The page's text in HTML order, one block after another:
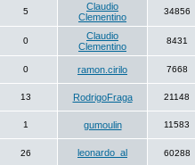
5
Claudio
Clementino
34856
0
Claudio
Clementino
8431
0 ramon.cirilo 7668
13 RodrigoFraga 21148
1 gumoulin 11583
26 leonardo_al 60288